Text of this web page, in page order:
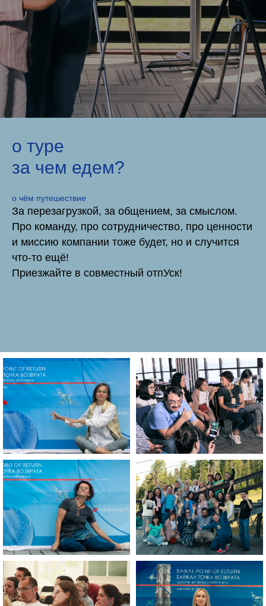
о туре
за чем едем?
о чём путешествие
За перезагрузкой, за общением, за смыслом.
Про команду, про сотрудничество, про ценности
и миссию компании тоже будет, но и случится
что-то ещё!
Приезжайте в совместный отпУск!